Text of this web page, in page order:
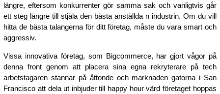
längre, eftersom konkurrenter gör samma sak och vanligtvis går
ett steg längre till stjäla den bästa anställda n industrin. Om du vill
hitta de bästa talangerna för ditt företag, måste du vara smart och
aggressiv.
Vissa innovativa företag, som Bigcommerce, har gjort vågor på
denna front genom att placera sina egna rekryterare på tech
arbetstagaren stannar på åttonde och marknaden gatorna i San
Francisco att dela ut inbjuder till happy hour värd företaget hoppas